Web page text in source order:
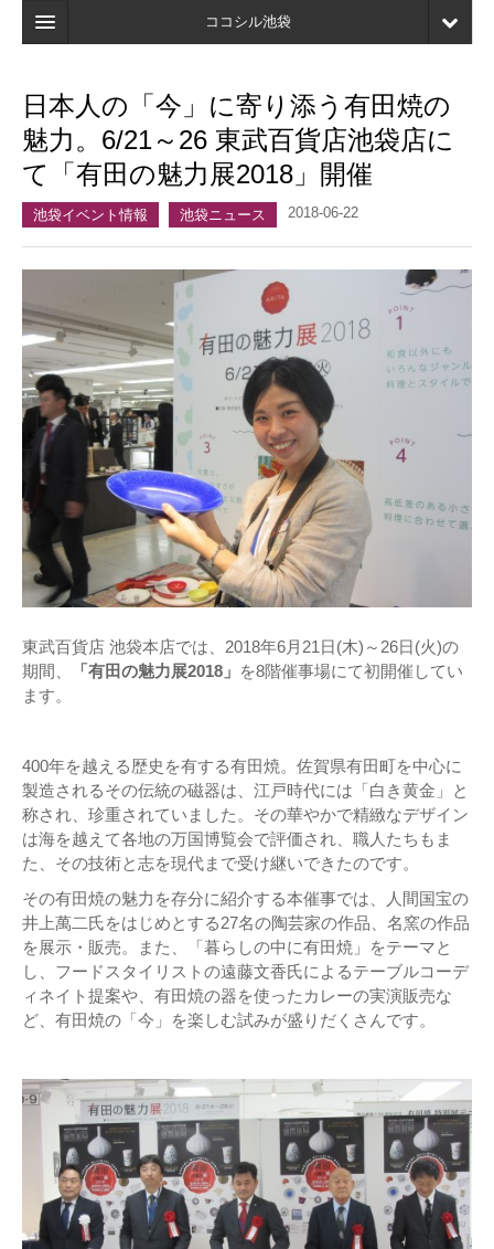
ココシル池袋
検索
店舗・施設最新情報
口コミ
マイページ
日本人の「今」に寄り添う有田焼の
魅力。6/21～26 東武百貨店池袋店に
て「有田の魅力展2018」開催
池袋イベント情報 池袋ニュース 2018-06-22
東武百貨店 池袋本店では、2018年6月21日(木)～26日(火)の
期間、
「有田の魅力展2018」 を8階催事場にて初開催してい
ます。
400年を越える歴史を有する有田焼。佐賀県有田町を中心に
製造されるその伝統の磁器は、江戸時代には「白き黄金」と
称され、珍重されていました。その華やかで精緻なデザイン
は海を越えて各地の万国博覧会で評価され、職人たちもま
た、その技術と志を現代まで受け継いできたのです。
その有田焼の魅力を存分に紹介する本催事では、人間国宝の
井上萬二氏をはじめとする27名の陶芸家の作品、名窯の作品
を展示・販売。また、「暮らしの中に有田焼」をテーマと
し、フードスタイリストの遠藤文香氏によるテーブルコーデ
ィネイト提案や、有田焼の器を使ったカレーの実演販売な
ど、有田焼の「今」を楽しむ試みが盛りだくさんです。